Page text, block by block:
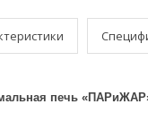
печь